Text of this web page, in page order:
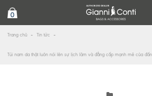
0
Trang chủ Tin tức
Túi nam da thật luôn nói lên sự lịch lãm và đẳng cấp mạnh mẽ của